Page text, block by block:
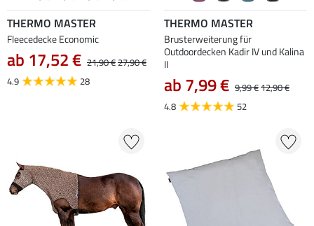
THERMO MASTER
Fleecedecke Economic
ab 17,52 € 21,90 €27,90 €
4.9
28
THERMO MASTER
Brusterweiterung für
Outdoordecken Kadir IV und Kalina
II
ab 7,99 € 9,99 €12,90 €
4.8
52